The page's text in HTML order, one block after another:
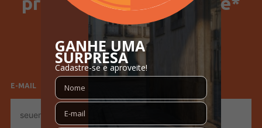
Preto
SELECIONE SEU GÊNERO
Feminino
E-MAIL
mail